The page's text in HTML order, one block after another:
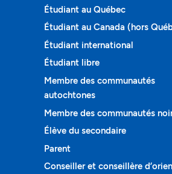
Étudiant au Québec
Étudiant au Canada (hors
Étudiant international
Étudiant libre
Membre des communautés
autochtones
Membre des communautés
Élève du secondaire
Parent
Conseiller et conseillère